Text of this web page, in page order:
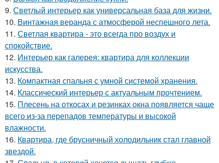
9. Светлый интерьер как универсальная база для жизни.
10. Винтажная веранда с атмосферой неспешного лета.
11. Светлая квартира - это всегда про воздух и
спокойствие.
12. Интерьер как галерея: квартира для коллекции
искусства.
13. Компактная спальня с умной системой хранения.
14. Классический интерьер с актуальным прочтением.
15. Плесень на откосах и резинках окна появляется чаще
всего из-за перепадов температуры и высокой
влажности.
16. Квартира, где брусничный холодильник стал главной
звездой.